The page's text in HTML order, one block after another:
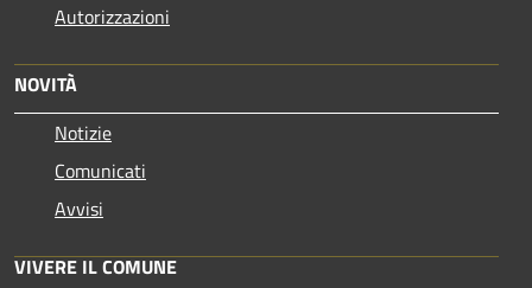
Autorizzazioni
NOVITÀ
Notizie
Comunicati
Avvisi
VIVERE IL COMUNE